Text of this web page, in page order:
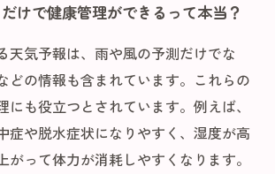
けで健康管理ができるって本当？
天気予報は、雨や風の予測だけでな
どの情報も含まれています。これらの
にも役立つとされています。例えば、
症や脱水症状になりやすく、湿度が高
がって体力が消耗しやすくなります。